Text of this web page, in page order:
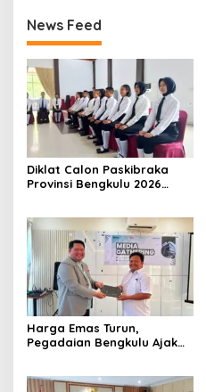
News Feed
Diklat Calon Paskibraka
Provinsi Bengkulu 2026
Harga Emas Turun,
Pegadaian Bengkulu Ajak